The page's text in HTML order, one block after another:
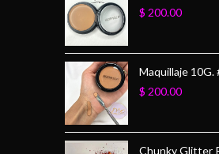
$ 200.00
Maquillaje 10G.
$ 200.00
Chunky Glitter